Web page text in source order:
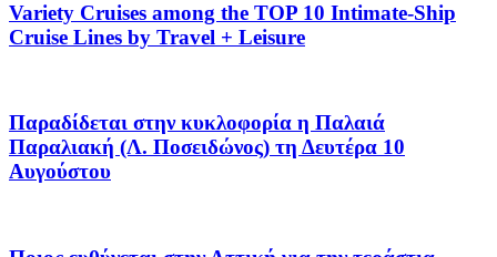
Variety Cruises among the TOP 10 Intimate-Ship
Cruise Lines by Travel + Leisure
Παραδίδεται στην κυκλοφορία η Παλαιά
Παραλιακή (Λ. Ποσειδώνος) τη Δευτέρα 10
Αυγούστου